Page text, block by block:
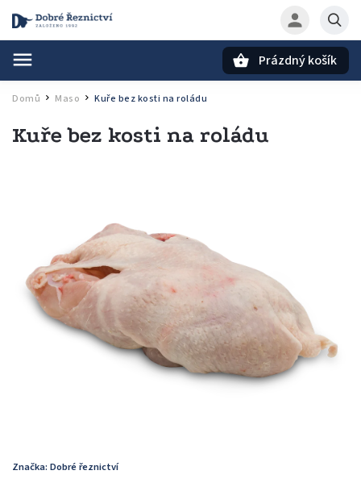
Prázdný košík
Domů / Maso / Kuře bez kosti na roládu
Kuře bez kosti na roládu
Značka: Dobré řeznictví